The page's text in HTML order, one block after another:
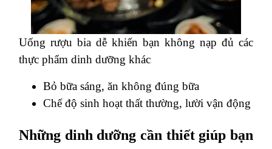
Uống rượu bia dễ khiến bạn không nạp đủ các
thực phẩm dinh dưỡng khác
Bỏ bữa sáng, ăn không đúng bữa
Chế độ sinh hoạt thất thường, lười vận động
Những dinh dưỡng cần thiết giúp bạn